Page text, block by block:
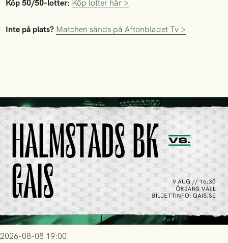
Köp 50/50-lotter: Köp lotter här >
Inte på plats? Matchen sänds på Aftonbladet Tv >
2026-08-08 19:00